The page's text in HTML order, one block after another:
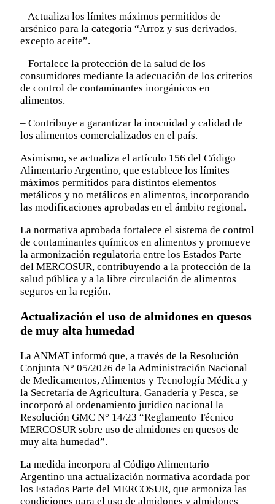
– Actualiza los límites máximos permitidos de
arsénico para la categoría “Arroz y sus derivados,
excepto aceite”.
– Fortalece la protección de la salud de los
consumidores mediante la adecuación de los criterios
de control de contaminantes inorgánicos en
alimentos.
– Contribuye a garantizar la inocuidad y calidad de
los alimentos comercializados en el país.
Asimismo, se actualiza el artículo 156 del Código
Alimentario Argentino, que establece los límites
máximos permitidos para distintos elementos
metálicos y no metálicos en alimentos, incorporando
las modificaciones aprobadas en el ámbito regional.
La normativa aprobada fortalece el sistema de control
de contaminantes químicos en alimentos y promueve
la armonización regulatoria entre los Estados Parte
del MERCOSUR, contribuyendo a la protección de la
salud pública y a la libre circulación de alimentos
seguros en la región.
Actualización el uso de almidones en quesos
de muy alta humedad
La ANMAT informó que, a través de la Resolución
Conjunta N° 05/2026 de la Administración Nacional
de Medicamentos, Alimentos y Tecnología Médica y
la Secretaría de Agricultura, Ganadería y Pesca, se
incorporó al ordenamiento jurídico nacional la
Resolución GMC N° 14/23 “Reglamento Técnico
MERCOSUR sobre uso de almidones en quesos de
muy alta humedad”.
La medida incorpora al Código Alimentario
Argentino una actualización normativa acordada por
los Estados Parte del MERCOSUR, que armoniza las
condiciones para el uso de almidones y almidones